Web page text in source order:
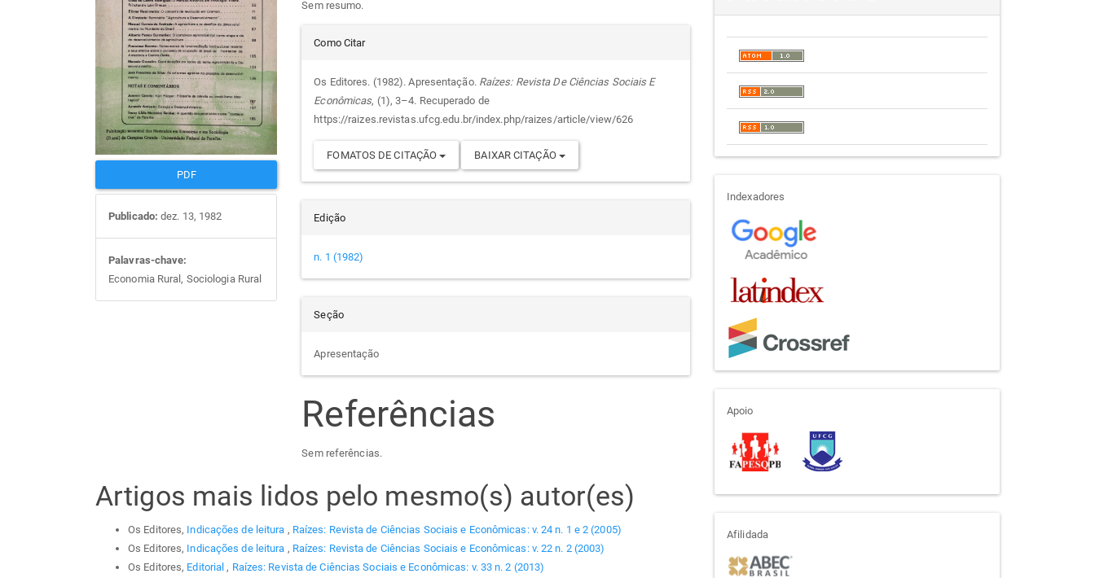
artigos
PDF
Publicado: dez. 13, 1982
Palavras-chave:
Economia Rural, Sociologia Rural
principal
Sem resumo.
Detalhes
do
artigo
Como Citar
Os Editores. (1982). Apresentação. Raízes: Revista De Ciências Sociais E
Econômicas, (1), 3–4. Recuperado de
https://raizes.revistas.ufcg.edu.br/index.php/raizes/article/view/626
FOMATOS DE CITAÇÃO BAIXAR CITAÇÃO
Edição
n. 1 (1982)
Seção
Apresentação
Referências
Sem referências.
Artigos mais lidos pelo mesmo(s) autor(es)
Os Editores, Indicações de leitura , Raízes: Revista de Ciências Sociais e Econômicas: v. 24 n. 1 e 2 (2005)
Os Editores, Indicações de leitura , Raízes: Revista de Ciências Sociais e Econômicas: v. 22 n. 2 (2003)
Os Editores, Editorial, Raízes: Revista de Ciências Sociais e Econômicas: v. 33 n. 2 (2013)
indexadores
Indexadores
apoio
Apoio
afiliada
Afilidada